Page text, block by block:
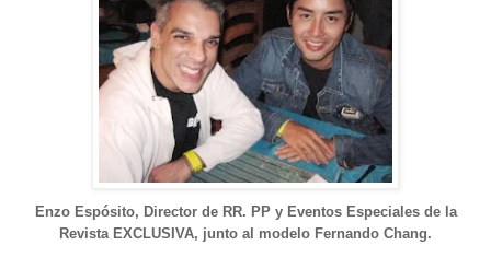
Enzo Espósito, Director de RR. PP y Eventos Especiales de la
Revista EXCLUSIVA, junto al modelo Fernando Chang.